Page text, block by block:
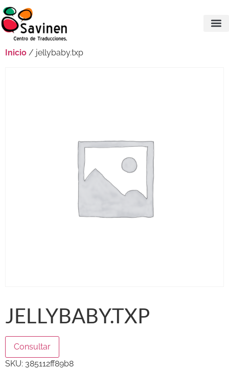
Inicio / jellybaby.txp
JELLYBABY.TXP
Consultar
SKU: 385112ff89b8